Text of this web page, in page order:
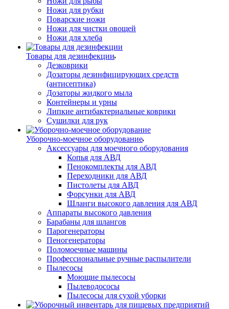
Ножи для рубки
Поварские ножи
Ножи для чистки овощей
Ножи для хлеба
Товары для дезинфекции
Дезковрики
Дозаторы дезинфицирующих средств
(антисептика)
Дозаторы жидкого мыла
Контейнеры и урны
Липкие антибактериальные коврики
Сушилки для рук
Уборочно-моечное оборудование
Аксессуары для моечного оборудования
Копья для АВД
Пенокомплекты для АВД
Переходники для АВД
Пистолеты для АВД
Форсунки для АВД
Шланги высокого давления для АВД
Аппараты высокого давления
Барабаны для шлангов
Парогенераторы
Пеногенераторы
Поломоечные машины
Профессиональные ручные распылители
Пылесосы
Моющие пылесосы
Пылеводососы
Пылесосы для сухой уборки